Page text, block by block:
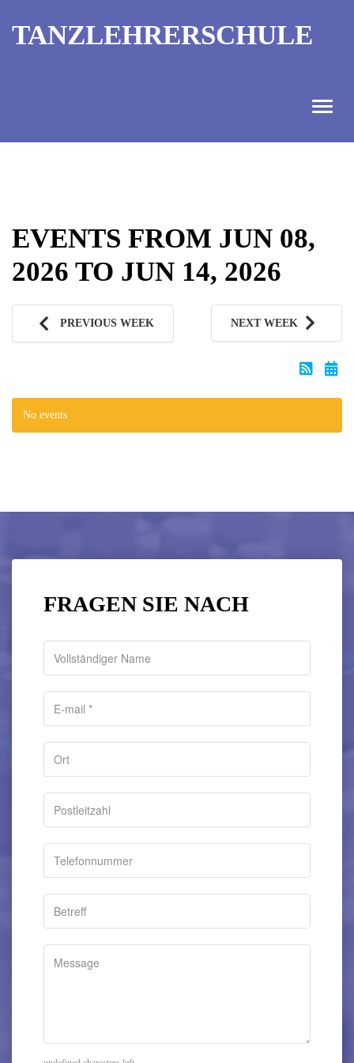
TANZLEHRERSCHULE
AUSBILDUNGTERMINE
KONTAKT
TANZMEISTER
EVENTS FROM JUN 08,
2026 TO JUN 14, 2026
PREVIOUS WEEK NEXT WEEK
No events
FRAGEN SIE NACH